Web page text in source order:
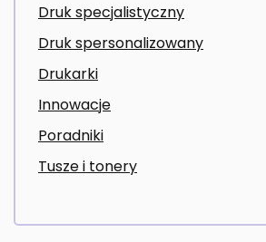
Druk specjalistyczny
Druk spersonalizowany
Drukarki
Innowacje
Poradniki
Tusze i tonery